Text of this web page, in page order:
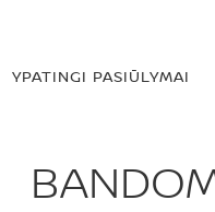
YPATINGI PASIŪLYMAI